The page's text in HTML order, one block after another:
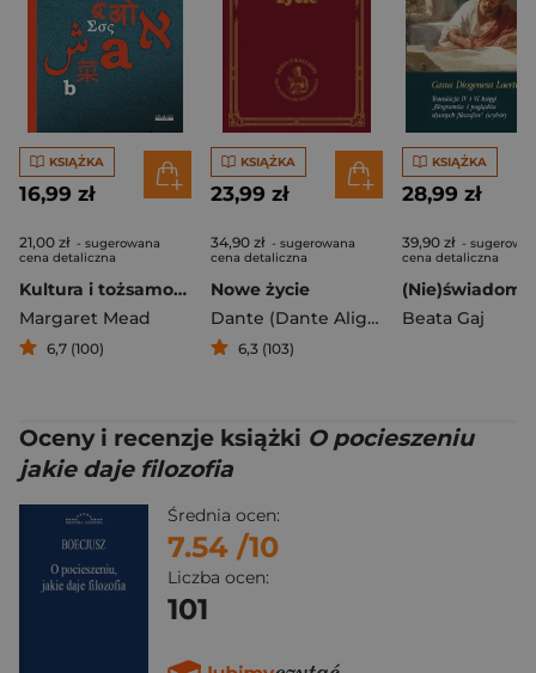
KSIĄŻKA
16,99 zł
21,00 zł - sugerowana
cena detaliczna
Kultura i tożsamość. Studium dystansu międzypokoleniowego
Margaret Mead
6,7 (100)
KSIĄŻKA
23,99 zł
34,90 zł - sugerowana
cena detaliczna
Nowe życie
Dante (Dante Alighieri)
6,3 (103)
KSIĄŻKA
28,99 zł
39,90 zł -
cena detaliczna
Beata Gaj
Oceny i recenzje książki O pocieszeniu
jakie daje filozofia
Średnia ocen:
7.54 /10
Liczba ocen:
101